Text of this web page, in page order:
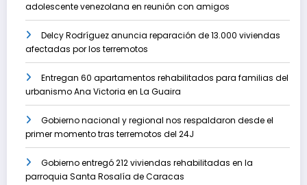
adolescente venezolana en reunión con amigos
Delcy Rodríguez anuncia reparación de 13.000 viviendas
afectadas por los terremotos
Entregan 60 apartamentos rehabilitados para familias del
urbanismo Ana Victoria en La Guaira
Gobierno nacional y regional nos respaldaron desde el
primer momento tras terremotos del 24J
Gobierno entregó 212 viviendas rehabilitadas en la
parroquia Santa Rosalía de Caracas